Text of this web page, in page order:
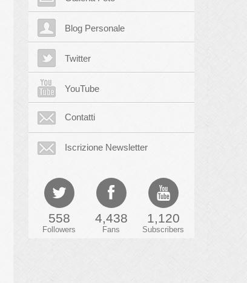
Blog Personale
Twitter
YouTube
Contatti
Iscrizione Newsletter
558
Followers
4,438
Fans
1,120
Subscribers